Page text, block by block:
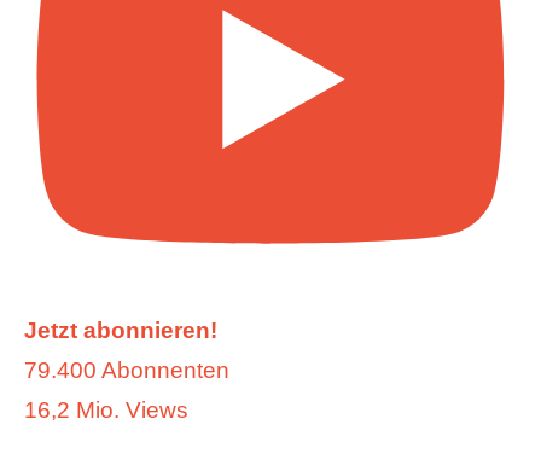
Jetzt abonnieren!
79.400 Abonnenten
16,2 Mio. Views